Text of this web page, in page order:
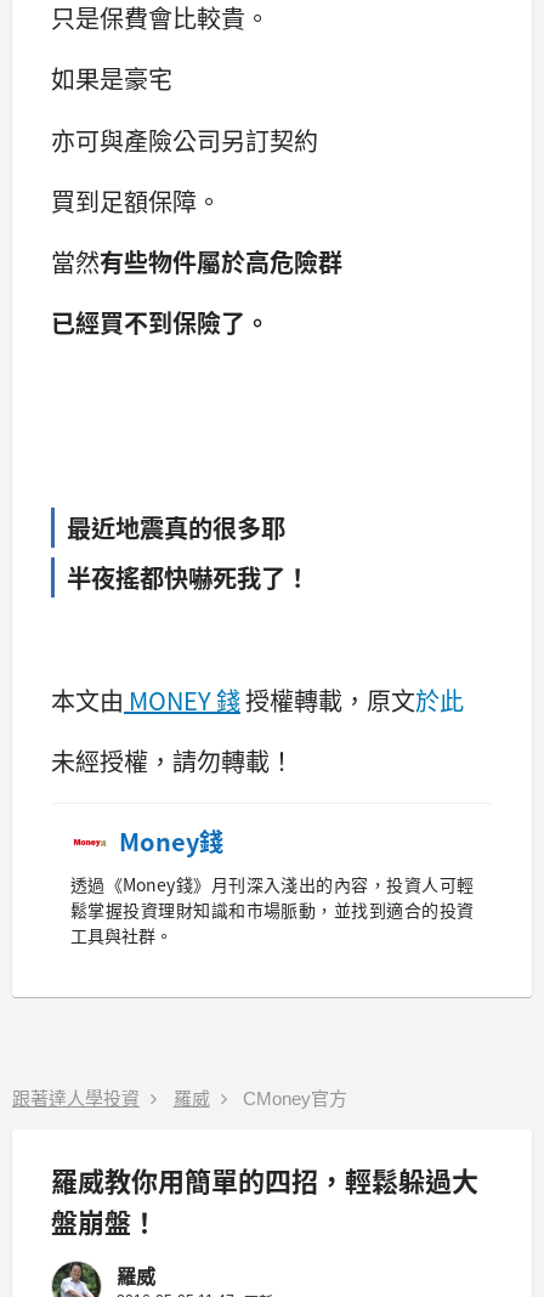
只是保費會比較貴。
如果是豪宅
亦可與產險公司另訂契約
買到足額保障。
當然有些物件屬於高危險群
已經買不到保險了。
最近地震真的很多耶
半夜搖都快嚇死我了！
本文由 MONEY 錢授權轉載，原文於此
未經授權，請勿轉載！
Money錢
透過《Money錢》月刊深入淺出的內容，投資人可輕
鬆掌握投資理財知識和市場脈動，並找到適合的投資
工具與社群。
跟著達人學投資 羅威 CMoney官方
羅威教你用簡單的四招，輕鬆躲過大
盤崩盤！
羅威